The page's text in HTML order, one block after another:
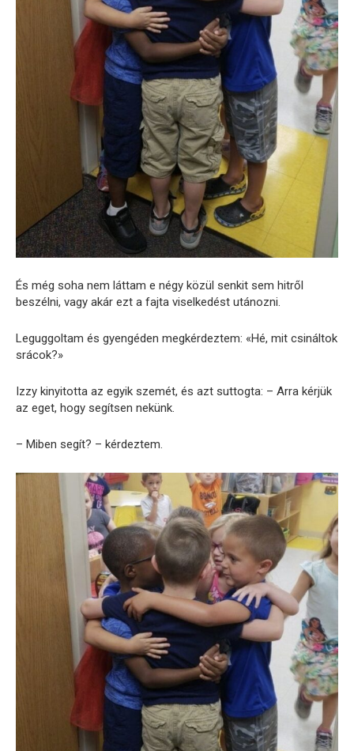
És még soha nem láttam e négy közül senkit sem hitről
beszélni, vagy akár ezt a fajta viselkedést utánozni.
Leguggoltam és gyengéden megkérdeztem: «Hé, mit csináltok
srácok?»
Izzy kinyitotta az egyik szemét, és azt suttogta: – Arra kérjük
az eget, hogy segítsen nekünk.
– Miben segít? – kérdeztem.